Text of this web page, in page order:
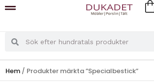
Hem / Produkter märkta ”Specialbestick”